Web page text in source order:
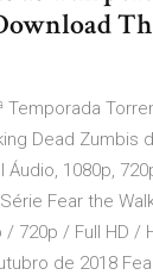
Temporada
Dead Zumbis
1080p,
Fear the
720p / Full HD /
de 2018